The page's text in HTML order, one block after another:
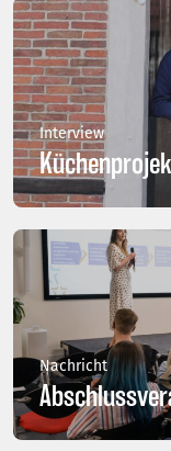
Interview
Nachricht